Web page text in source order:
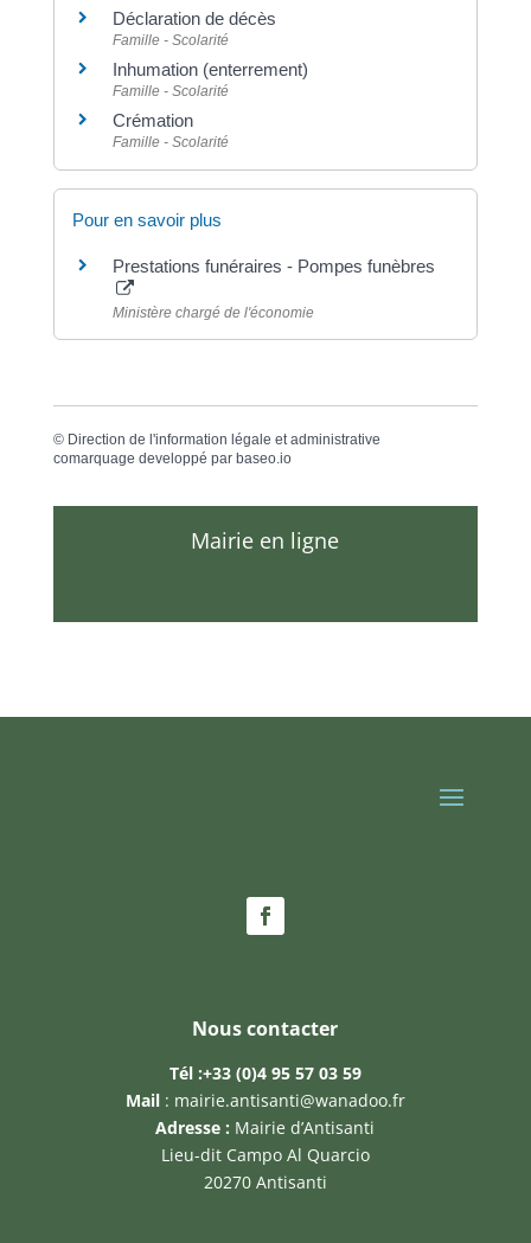
Déclaration de décès
Famille - Scolarité
Inhumation (enterrement)
Famille - Scolarité
Crémation
Famille - Scolarité
Pour en savoir plus
Prestations funéraires - Pompes funèbres
Ministère chargé de l'économie
© Direction de l'information légale et administrative
comarquage developpé par baseo.io
Mairie en ligne
Nous contacter
Tél :+33 (0)4 95 57 03 59
Mail: mairie.antisanti@wanadoo.fr
Adresse : Mairie d’Antisanti
Lieu-dit Campo Al Quarcio
20270 Antisanti